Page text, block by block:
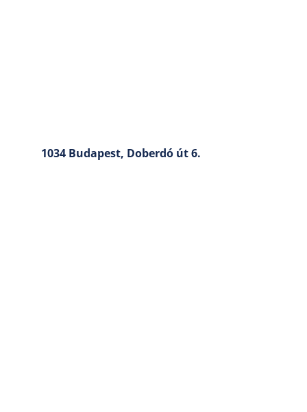
1034 Budapest, Doberdó út 6.